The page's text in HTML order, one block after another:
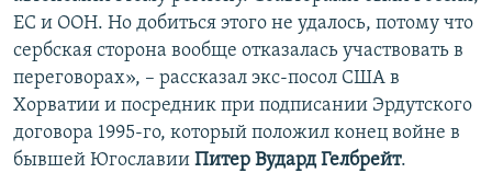
ЕС и ООН. Но добиться этого не удалось, потому что
сербская сторона вообще отказалась участвовать в
переговорах», – рассказал экс-посол США в
Хорватии и посредник при подписании Эрдутского
договора 1995-го, который положил конец войне в
бывшей Югославии Питер Вудард Гелбрейт.